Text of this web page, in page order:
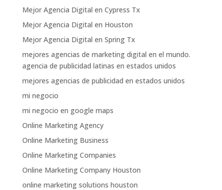
Mejor Agencia Digital en Cypress Tx
Mejor Agencia Digital en Houston
Mejor Agencia Digital en Spring Tx
mejores agencias de marketing digital en el mundo.
agencia de publicidad latinas en estados unidos
mejores agencias de publicidad en estados unidos
mi negocio
mi negocio en google maps
Online Marketing Agency
Online Marketing Business
Online Marketing Companies
Online Marketing Company Houston
online marketing solutions houston